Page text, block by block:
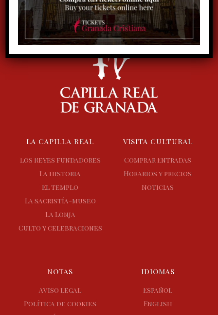
LA CAPILLA REAL
Los Reyes fundadores
La historia
El templo
La sacristía-museo
La Lonja
Culto y celebraciones
VISITA CULTURAL
Comprar Entradas
Horarios y precios
Noticias
NOTAS
Aviso legal
Política de cookies
IDIOMAS
Español
English